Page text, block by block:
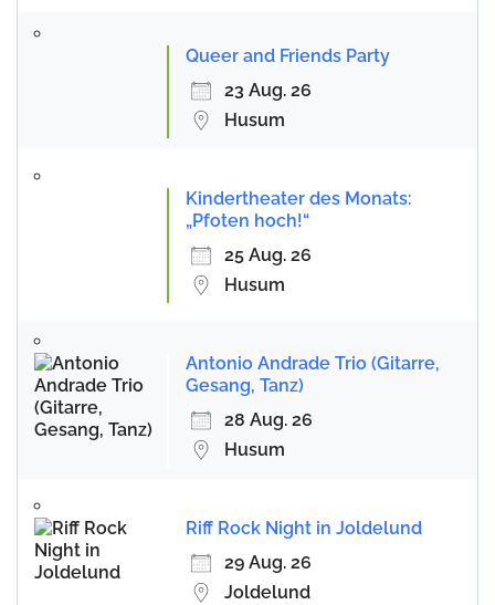
Queer and Friends Party
23 Aug. 26
Husum
Kindertheater des Monats:
„Pfoten hoch!“
25 Aug. 26
Husum
Antonio Andrade Trio (Gitarre,
Gesang, Tanz)
28 Aug. 26
Husum
Riff Rock Night in Joldelund
29 Aug. 26
Joldelund